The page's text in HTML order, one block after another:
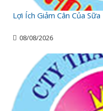
Lợi Ích Giảm Cân Của
08/08/2026